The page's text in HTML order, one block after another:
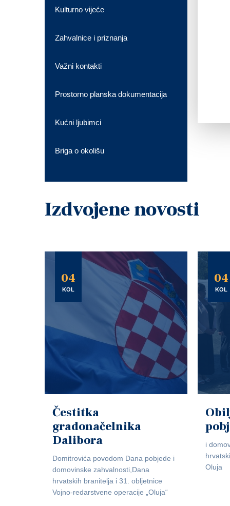
Kulturno vijeće
Zahvalnice i priznanja
Važni kontakti
Prostorno planska dokumentacija
Kućni ljubimci
Briga o okolišu
Izdvojene novosti
04
KOL
Čestitka
gradonačelnika
Dalibora
Domitrovića povodom Dana pobjede i
domovinske zahvalnosti,Dana
hrvatskih branitelja i 31. obljetnice
Vojno-redarstvene operacije „Oluja“
04
KOL
i
Oluja